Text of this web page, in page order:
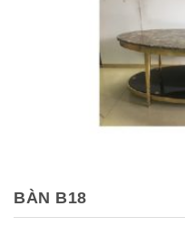
MÃ
BÀN B18